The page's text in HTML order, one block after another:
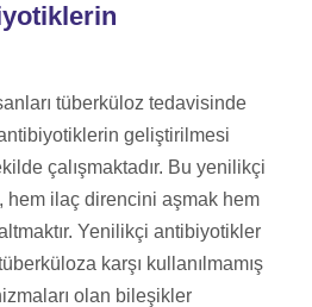
tüberküloz tedavisinde
geliştirilmesi
çalışmaktadır. Bu yenilikçi
hem ilaç direncini aşmak hem
Yenilikçi antibiyotikler
karşı kullanılmamış
olan bileşikler